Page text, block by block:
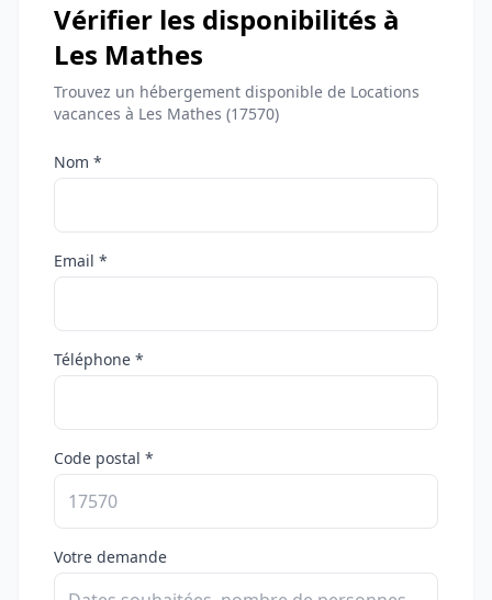
Vérifier les disponibilités à
Les Mathes
Trouvez un hébergement disponible de Locations
vacances à Les Mathes (17570)
Nom *
Email *
Téléphone *
Code postal *
Votre demande